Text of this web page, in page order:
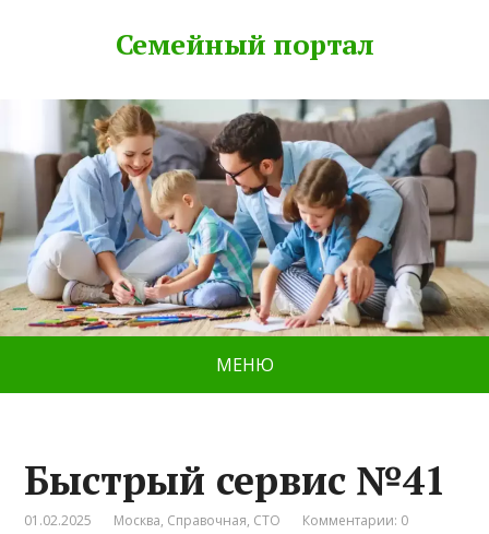
Семейный портал
МЕНЮ
Быстрый сервис №41
01.02.2025 Москва, Справочная, СТО Комментарии: 0